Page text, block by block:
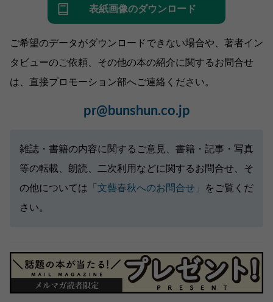
表紙画像のダウンロード
ご希望のデータがダウンロードできない場合や、著者イン
タビューのご依頼、その他の本の紹介に関するお問合せ
は、直接プロモーション部へご連絡ください。
pr@bunshun.co.jp
雑誌・書籍の内容に関するご意見、書籍・記事・写真
等の転載、朗読、二次利用などに関するお問合せ、そ
の他については 「文藝春秋へのお問合せ」
をご覧くだ
さい。